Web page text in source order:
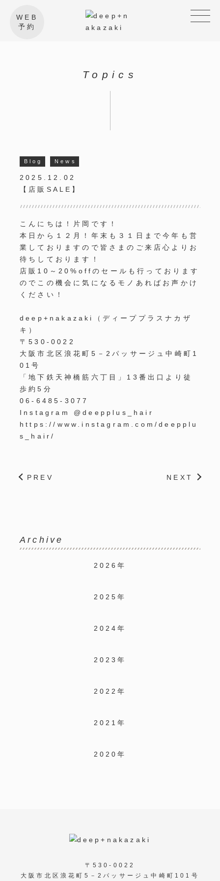
WEB
予約
Topics
Blog News
2025.12.02
【店販SALE】
こんにちは！片岡です！
本日から１２月！年末も３１日まで今年も営
業しておりますので皆さまのご来店心よりお
待ちしております！
店販10～20%offのセールも行っております
のでこの機会に気になるモノあればお声かけ
ください！
deep+nakazaki（ディーププラスナカザ
キ）
〒530-0022
大阪市北区浪花町5－2パッサージュ中崎町1
01号
「地下鉄天神橋筋六丁目」13番出口より徒
歩約5分
06-6485-3077
Instagram @deepplus_hair
https://www.instagram.com/deepplu
s_hair/
PREV NEXT
Archive
2026年
2025年
2024年
2023年
2022年
2021年
2020年
〒530-0022
大阪市北区浪花町5－2パッサージュ中崎町101号